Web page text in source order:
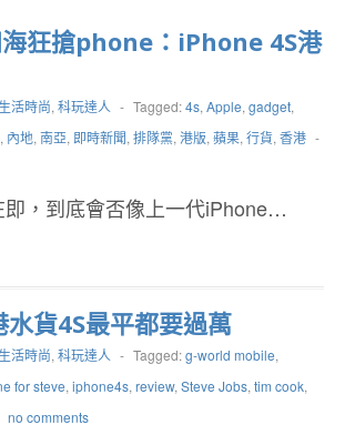
狂搶phone：iPhone 4S港
生活時尚, 科玩達人 - Tagged:4s, Apple, gadget,
, 內地, 南亞, 即時新聞, 排隊黨, 港版, 蘋果, 行貨, 香港 -
，到底會否像上一代iPhone…
貨4S最平都要過萬
生活時尚, 科玩達人 - Tagged:g-world mobile,
for steve, iphone4s, review, Steve Jobs, tim cook,
no comments